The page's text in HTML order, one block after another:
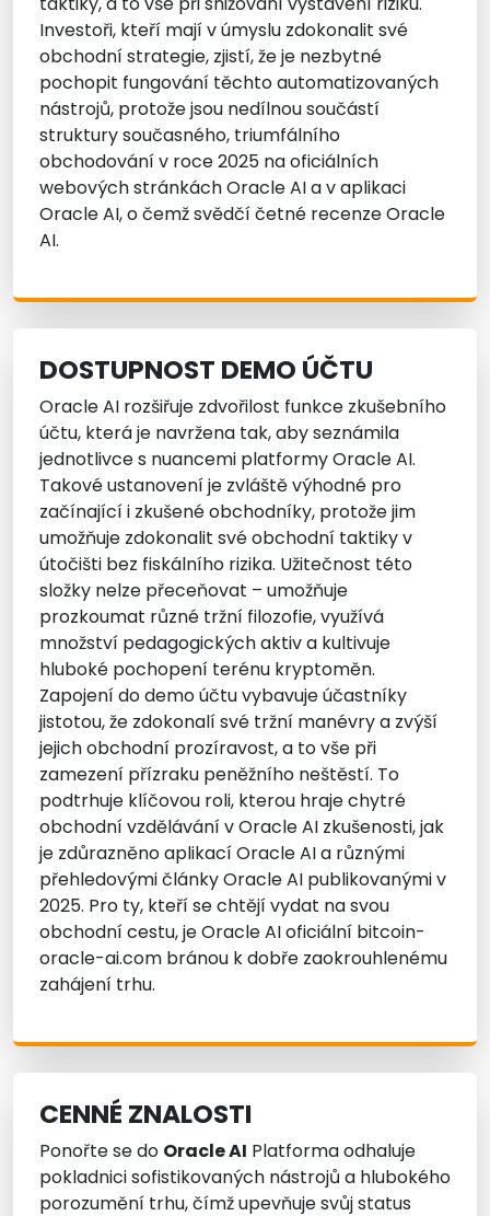
Investoři, kteří mají v úmyslu zdokonalit své
obchodní strategie, zjistí, že je nezbytné
pochopit fungování těchto automatizovaných
nástrojů, protože jsou nedílnou součástí
struktury současného, triumfálního
obchodování v roce 2025 na oficiálních
webových stránkách Oracle AI a v aplikaci
Oracle AI, o čemž svědčí četné recenze Oracle
AI.
DOSTUPNOST DEMO ÚČTU
Oracle AI rozšiřuje zdvořilost funkce zkušebního
účtu, která je navržena tak, aby seznámila
jednotlivce s nuancemi platformy Oracle AI.
Takové ustanovení je zvláště výhodné pro
začínající i zkušené obchodníky, protože jim
umožňuje zdokonalit své obchodní taktiky v
útočišti bez fiskálního rizika. Užitečnost této
složky nelze přeceňovat – umožňuje
prozkoumat různé tržní filozofie, využívá
množství pedagogických aktiv a kultivuje
hluboké pochopení terénu kryptoměn.
Zapojení do demo účtu vybavuje účastníky
jistotou, že zdokonalí své tržní manévry a zvýší
jejich obchodní prozíravost, a to vše při
zamezení přízraku peněžního neštěstí. To
podtrhuje klíčovou roli, kterou hraje chytré
obchodní vzdělávání v Oracle AI zkušenosti, jak
je zdůrazněno aplikací Oracle AI a různými
přehledovými články Oracle AI publikovanými v
2025. Pro ty, kteří se chtějí vydat na svou
obchodní cestu, je Oracle AI oficiální bitcoin-
oracle-ai.com bránou k dobře zaokrouhlenému
zahájení trhu.
CENNÉ ZNALOSTI
Ponořte se do Oracle AI Platforma odhaluje
pokladnici sofistikovaných nástrojů a hlubokého
porozumění trhu, čímž upevňuje svůj status